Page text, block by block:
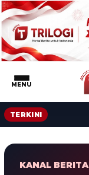
MENU
TERKINI
KANAL BERITA